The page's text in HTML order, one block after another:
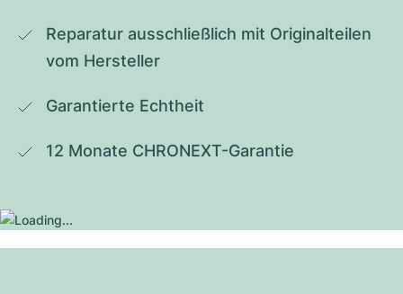
Reparatur ausschließlich mit Originalteilen
vom Hersteller
Garantierte Echtheit
12 Monate CHRONEXT-Garantie